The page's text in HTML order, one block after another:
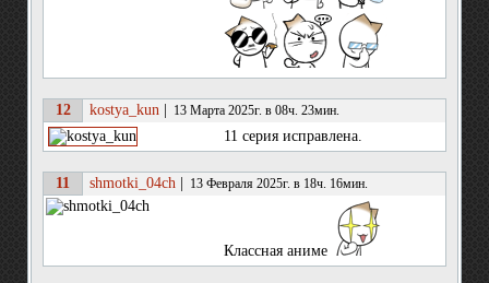
12 kostya_kun 13 Марта 2025г. в 08ч. 23мин.
11 серия исправлена.
11 shmotki_04ch 13 Февраля 2025г. в 18ч. 16мин.
Классная аниме